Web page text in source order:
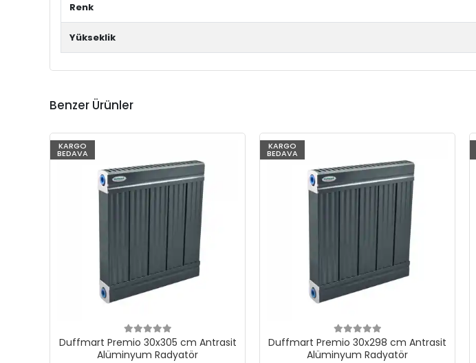
Renk
Yükseklik
Benzer Ürünler
KARGO
BEDAVA
Duffmart Premio 30x305 cm Antrasit
Alüminyum Radyatör
KARGO
BEDAVA
Duffmart Premio 30x298 cm Antrasit
Alüminyum Radyatör